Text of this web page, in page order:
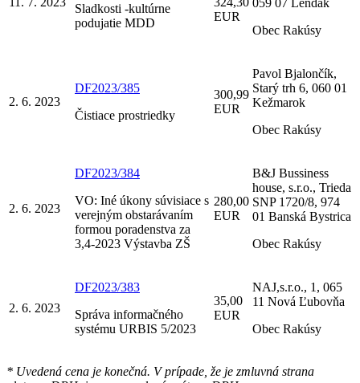
Sladkosti -kultúrne
podujatie MDD
EUR
Obec Rakúsy
2. 6. 2023
DF2023/385
Čistiace prostriedky
300,99
EUR
Pavol Bjalončík,
Starý trh 6, 060 01
Kežmarok
Obec Rakúsy
2. 6. 2023
DF2023/384
VO: Iné úkony súvisiace s
verejným obstarávaním
formou poradenstva za
3,4-2023 Výstavba ZŠ
280,00
EUR
B&J Bussiness
house, s.r.o., Trieda
SNP 1720/8, 974
01 Banská Bystrica
Obec Rakúsy
2. 6. 2023
DF2023/383
Správa informačného
systému URBIS 5/2023
35,00
EUR
NAJ,s.r.o., 1, 065
11 Nová Ľubovňa
Obec Rakúsy
* Uvedená cena je konečná. V prípade, že je zmluvná strana